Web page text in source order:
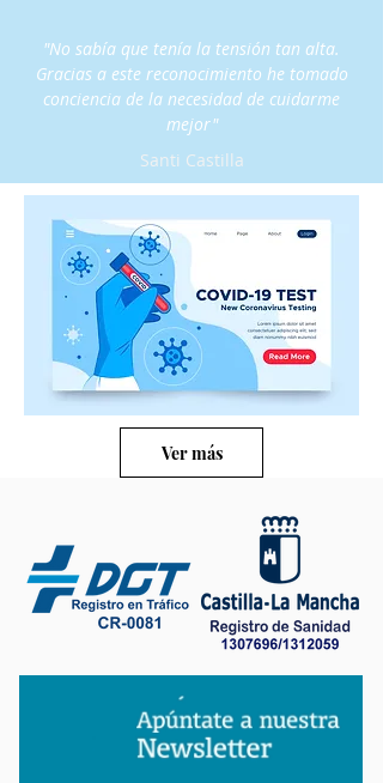
"No sabía que tenía la tensión tan alta.
Gracias a este reconocimiento he tomado
conciencia de la necesidad de cuidarme
mejor"
Santi Castilla
Ver más